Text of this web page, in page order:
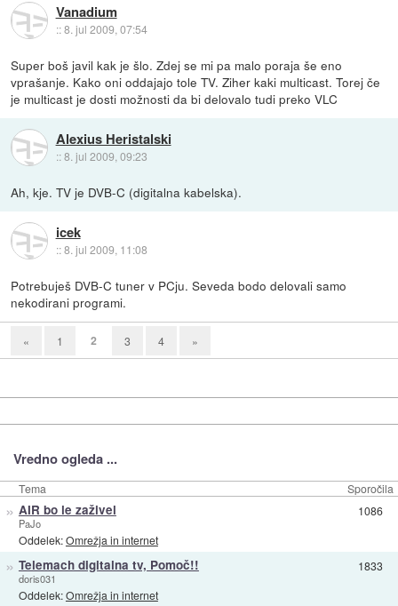
Vanadium
::8. jul 2009, 07:54
Super boš javil kak je šlo. Zdej se mi pa malo poraja še eno
vprašanje. Kako oni oddajajo tole TV. Ziher kaki multicast. Torej če
je multicast je dosti možnosti da bi delovalo tudi preko VLC
Alexius Heristalski
::8. jul 2009, 09:23
Ah, kje. TV je DVB-C (digitalna kabelska).
icek
::8. jul 2009, 11:08
Potrebuješ DVB-C tuner v PCju. Seveda bodo delovali samo
nekodirani programi.
« 1 2 3 4 »
Vredno ogleda ...
Tema Sporočila
» AIR bo le zaživel
PaJo
Oddelek:Omrežja in internet
1086
» Telemach digitalna tv, Pomoč!!
doris031
Oddelek:Omrežja in internet
1833